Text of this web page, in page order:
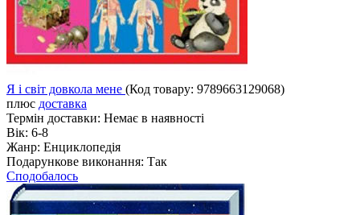
Я і світ довкола мене (Код товару: 9789663129068)
плюс доставка
Термін доставки: Немає в наявності
Вік: 6-8
Жанр: Енциклопедія
Подарункове виконання: Так
Сподобалось